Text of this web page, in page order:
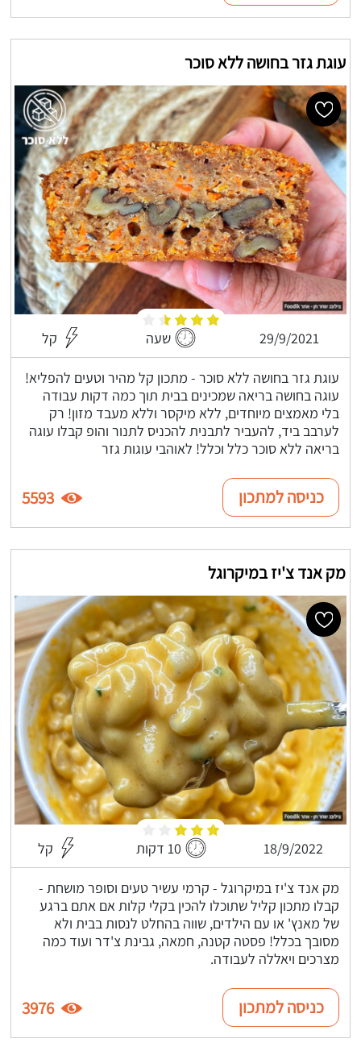
עוגת גזר בחושה ללא סוכר
29/9/2021 שעה קל
עוגת גזר בחושה ללא סוכר - מתכון קל מהיר וטעים להפליא!
עוגה בחושה בריאה שמכינים בבית תוך כמה דקות עבודה
בלי מאמצים מיוחדים, ללא מיקסר וללא מעבד מזון! רק
לערבב ביד, להעביר לתבנית להכניס לתנור והופ קבלו עוגה
בריאה ללא סוכר כלל וכלל! לאוהבי עוגות גזר
כניסה למתכון 5593
מק אנד צ'יז במיקרוגל
18/9/2022 10 דקות קל
מק אנד צ'יז במיקרוגל - קרמי עשיר טעים וסופר מושחת -
קבלו מתכון קליל שתוכלו להכין בקלי קלות אם אתם ברגע
של מאנץ' או עם הילדים, שווה בהחלט לנסות בבית ולא
מסובך בכלל! פסטה קטנה, חמאה, גבינת צ'דר ועוד כמה
מצרכים ויאללה לעבודה.
כניסה למתכון 3976